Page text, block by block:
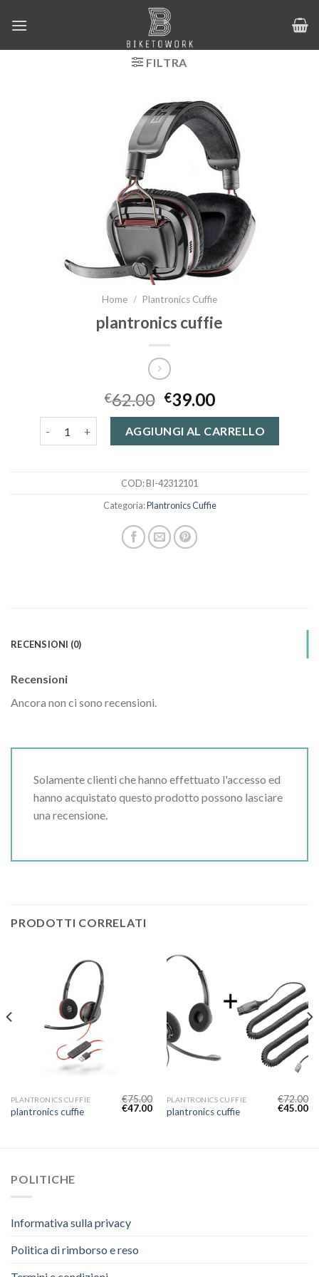
FILTRA
Home / Plantronics Cuffie
plantronics cuffie
€62.00 €39.00
AGGIUNGI AL CARRELLO
COD:BI-42312101
Categoria:Plantronics Cuffie
RECENSIONI (0)
Recensioni
Ancora non ci sono recensioni.
Solamente clienti che hanno effettuato l'accesso ed
hanno acquistato questo prodotto possono lasciare
una recensione.
PRODOTTI CORRELATI
PLANTRONICS CUFFIE
plantronics cuffie
€75.00
€47.00
PLANTRONICS CUFFIE
plantronics cuffie
€72.00
€45.00
POLITICHE
Informativa sulla privacy
Politica di rimborso e reso